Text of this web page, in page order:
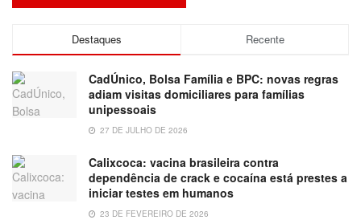
Destaques Recente
CadÚnico, Bolsa Família e BPC: novas regras
adiam visitas domiciliares para famílias
unipessoais
27 DE JULHO DE 2026
Calixcoca: vacina brasileira contra
dependência de crack e cocaína está prestes a
iniciar testes em humanos
23 DE FEVEREIRO DE 2026